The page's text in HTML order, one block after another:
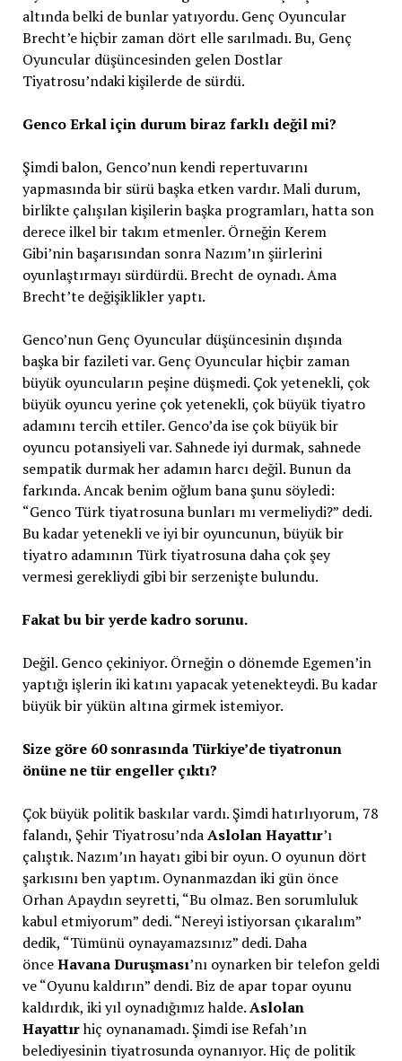
altında belki de bunlar yatıyordu. Genç Oyuncular
Brecht’e hiçbir zaman dört elle sarılmadı. Bu, Genç
Oyuncular düşüncesinden gelen Dostlar
Tiyatrosu’ndaki kişilerde de sürdü.
Genco Erkal için durum biraz farklı değil mi?
Şimdi balon, Genco’nun kendi repertuvarını
yapmasında bir sürü başka etken vardır. Mali durum,
birlikte çalışılan kişilerin başka programları, hatta son
derece ilkel bir takım etmenler. Örneğin Kerem
Gibi’nin başarısından sonra Nazım’ın şiirlerini
oyunlaştırmayı sürdürdü. Brecht de oynadı. Ama
Brecht’te değişiklikler yaptı.
Genco’nun Genç Oyuncular düşüncesinin dışında
başka bir fazileti var. Genç Oyuncular hiçbir zaman
büyük oyuncuların peşine düşmedi. Çok yetenekli, çok
büyük oyuncu yerine çok yetenekli, çok büyük tiyatro
adamını tercih ettiler. Genco’da ise çok büyük bir
oyuncu potansiyeli var. Sahnede iyi durmak, sahnede
sempatik durmak her adamın harcı değil. Bunun da
farkında. Ancak benim oğlum bana şunu söyledi:
“Genco Türk tiyatrosuna bunları mı vermeliydi?” dedi.
Bu kadar yetenekli ve iyi bir oyuncunun, büyük bir
tiyatro adamının Türk tiyatrosuna daha çok şey
vermesi gerekliydi gibi bir serzenişte bulundu.
Fakat bu bir yerde kadro sorunu.
Değil. Genco çekiniyor. Örneğin o dönemde Egemen’in
yaptığı işlerin iki katını yapacak yetenekteydi. Bu kadar
büyük bir yükün altına girmek istemiyor.
Size göre 60 sonrasında Türkiye’de tiyatronun
önüne ne tür engeller çıktı?
Çok büyük politik baskılar vardı. Şimdi hatırlıyorum, 78
falandı, Şehir Tiyatrosu’ndaAslolan Hayattır’ı
çalıştık. Nazım’ın hayatı gibi bir oyun. O oyunun dört
şarkısını ben yaptım. Oynanmazdan iki gün önce
Orhan Apaydın seyretti, “Bu olmaz. Ben sorumluluk
kabul etmiyorum” dedi. “Nereyi istiyorsan çıkaralım”
dedik, “Tümünü oynayamazsınız” dedi. Daha
önceHavanaDuruşması’nı oynarken bir telefon geldi
ve “Oyunu kaldırın” dendi. Biz de apar topar oyunu
kaldırdık, iki yıl oynadığımız halde.Aslolan
Hayattırhiç oynanamadı. Şimdi ise Refah’ın
belediyesinin tiyatrosunda oynanıyor. Hiç de politik